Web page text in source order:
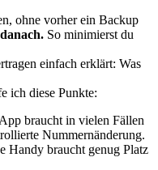
ohne vorher ein Backup
So minimierst du
einfach erklärt: Was
ich diese Punkte:
braucht in vielen Fällen
Nummernänderung.
Handy braucht genug Platz